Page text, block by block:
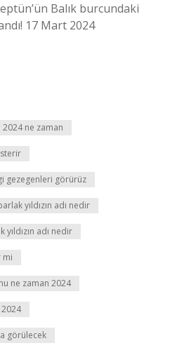
Balık burcundaki
17 Mart 2024
2024 ne zaman
gezegenleri görürüz
yıldızın adı nedir
adı nedir
mi
ne zaman 2024
görülecek